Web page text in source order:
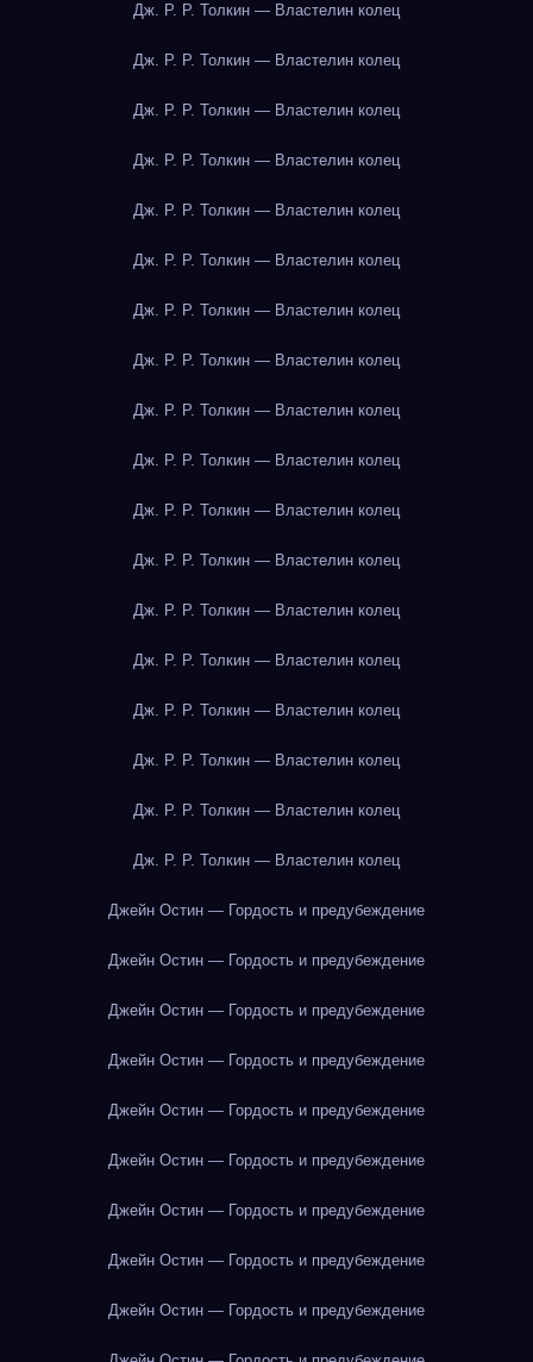
Дж. Р. Р. Толкин — Властелин колец
Дж. Р. Р. Толкин — Властелин колец
Дж. Р. Р. Толкин — Властелин колец
Дж. Р. Р. Толкин — Властелин колец
Дж. Р. Р. Толкин — Властелин колец
Дж. Р. Р. Толкин — Властелин колец
Дж. Р. Р. Толкин — Властелин колец
Дж. Р. Р. Толкин — Властелин колец
Дж. Р. Р. Толкин — Властелин колец
Дж. Р. Р. Толкин — Властелин колец
Дж. Р. Р. Толкин — Властелин колец
Дж. Р. Р. Толкин — Властелин колец
Дж. Р. Р. Толкин — Властелин колец
Дж. Р. Р. Толкин — Властелин колец
Дж. Р. Р. Толкин — Властелин колец
Дж. Р. Р. Толкин — Властелин колец
Дж. Р. Р. Толкин — Властелин колец
Дж. Р. Р. Толкин — Властелин колец
Джейн Остин — Гордость и предубеждение
Джейн Остин — Гордость и предубеждение
Джейн Остин — Гордость и предубеждение
Джейн Остин — Гордость и предубеждение
Джейн Остин — Гордость и предубеждение
Джейн Остин — Гордость и предубеждение
Джейн Остин — Гордость и предубеждение
Джейн Остин — Гордость и предубеждение
Джейн Остин — Гордость и предубеждение